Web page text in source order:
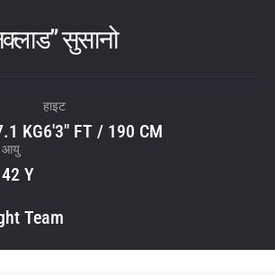
सुसानो
KG
हाइट
6'3" FT / 190 CM
आयु
42 Y
Team